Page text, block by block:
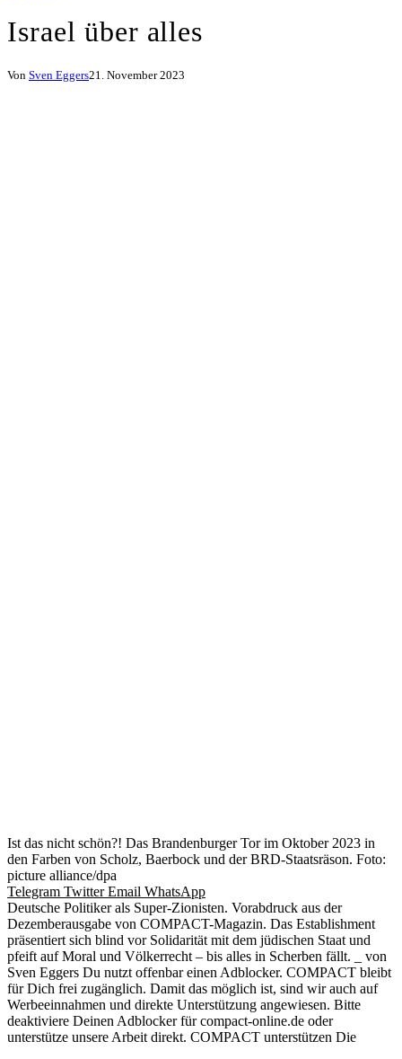
Israel über alles
Von Sven Eggers21. November 2023
Ist das nicht schön?! Das Brandenburger Tor im Oktober 2023 in
den Farben von Scholz, Baerbock und der BRD-Staatsräson. Foto:
picture alliance/dpa
Telegram Twitter Email WhatsApp
Deutsche Politiker als Super-Zionisten. Vorabdruck aus der
Dezemberausgabe von COMPACT-Magazin. Das Establishment
präsentiert sich blind vor Solidarität mit dem jüdischen Staat und
pfeift auf Moral und Völkerrecht – bis alles in Scherben fällt. _ von
Sven Eggers Du nutzt offenbar einen Adblocker. COMPACT bleibt
für Dich frei zugänglich. Damit das möglich ist, sind wir auch auf
Werbeeinnahmen und direkte Unterstützung angewiesen. Bitte
deaktiviere Deinen Adblocker für compact-online.de oder
unterstütze unsere Arbeit direkt. COMPACT unterstützen Die